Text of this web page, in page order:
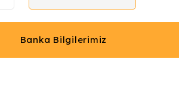
Banka Bilgilerimiz